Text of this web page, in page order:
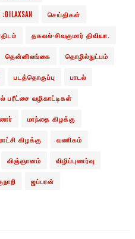
செய்திகள்
தகவல்-சிவகுமார் திவியா.
தென்னிலங்கை தொழில்நுட்பம்
படத்தொகுப்பு பாடல்
பரீட்சை வழிகாட்டிகள்
மாந்தை கிழக்கு
கிழக்கு வணிகம்
விஞ்ஞானம் விழிப்புணர்வு
ஜப்பான்